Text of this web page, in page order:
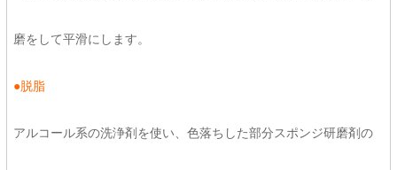
磨をして平滑にします。
●脱脂
アルコール系の洗浄剤を使い、色落ちした部分スポンジ研磨剤の